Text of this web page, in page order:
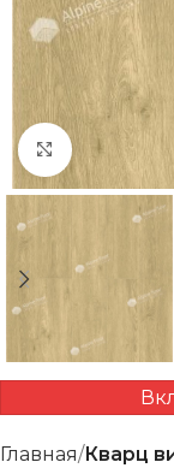
Нажмите,
Главная Кварц